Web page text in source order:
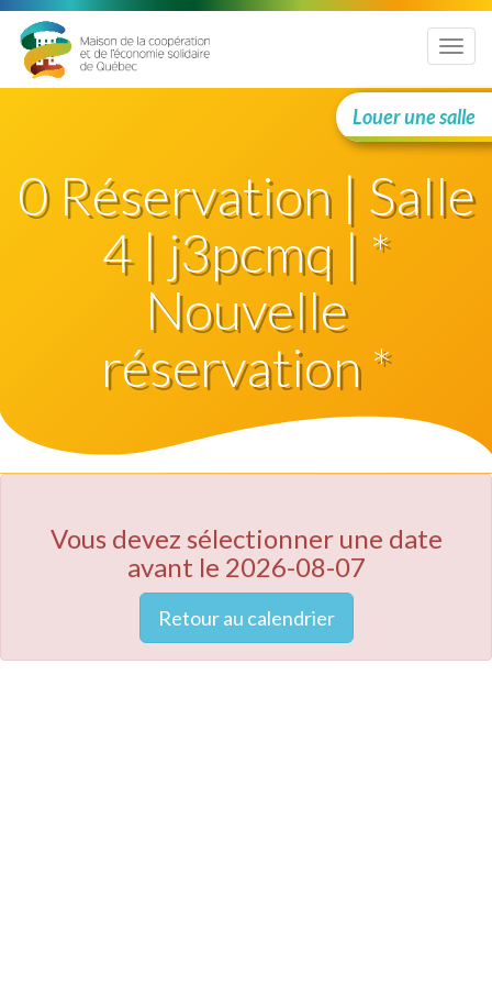
Menu
Louer une salle
0 Réservation | Salle
4 | j3pcmq | *
Nouvelle
réservation *
Vous devez sélectionner une date
avant le 2026-08-07
Retour au calendrier